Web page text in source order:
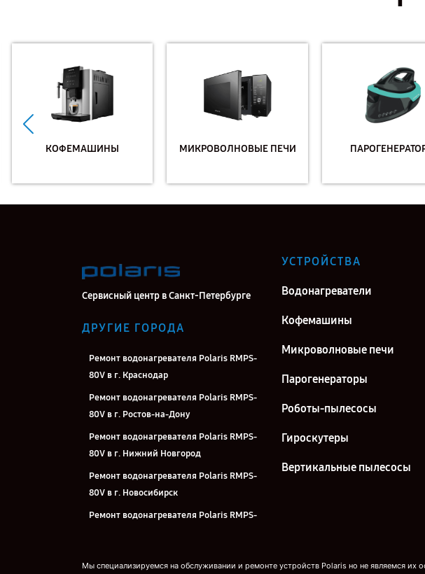
КОФЕМАШИНЫ МИКРОВОЛНОВЫЕ ПЕЧИ
Сервисный центр в Санкт-Петербурге
ДРУГИЕ ГОРОДА
Ремонт водонагревателя Polaris RMPS-
80V в г. Краснодар
Ремонт водонагревателя Polaris RMPS-
80V в г. Ростов-на-Дону
Ремонт водонагревателя Polaris RMPS-
80V в г. Нижний Новгород
Ремонт водонагревателя Polaris RMPS-
80V в г. Новосибирск
Ремонт водонагревателя Polaris RMPS-
80V в г. Екатеринбург
УСТРОЙСТВА
Водонагреватели
Кофемашины
Микроволновые печи
Парогенераторы
Роботы-пылесосы
Гироскутеры
Вертикальные пылесосы
Мы специализируемся на обслуживании и ремонте устройств Polaris но не являемся их